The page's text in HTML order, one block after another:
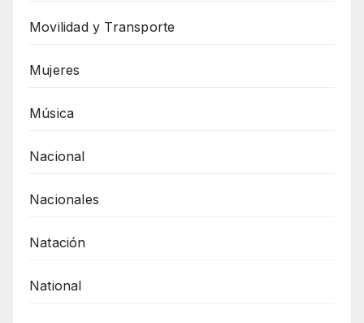
Movilidad y Transporte
Mujeres
Música
Nacional
Nacionales
Natación
National